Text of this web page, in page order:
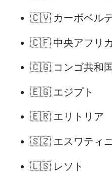
🇨🇻 カーボベル
🇨🇫 中央アフリ
🇨🇬 コンゴ共和
🇪🇬 エジプト
🇪🇷 エリトリア
🇸🇿 エスワティ
🇱🇸 レソト